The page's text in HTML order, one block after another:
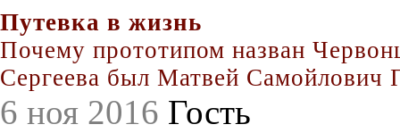
Путевка в жизнь
Почему прототипом назван
Сергеева был Матвей Самойлович
6 ноя 2016 Гость